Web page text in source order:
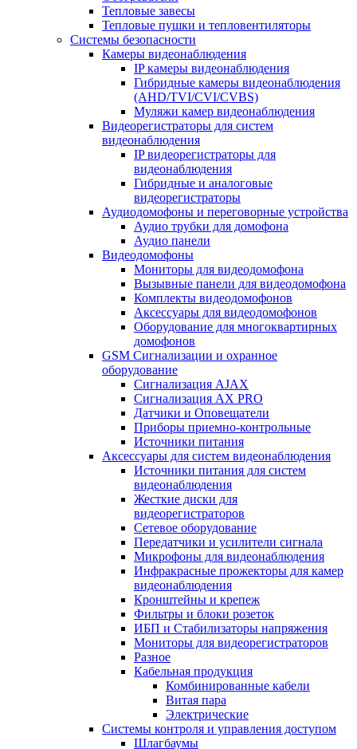
Тепловые завесы
Тепловые пушки и тепловентиляторы
Системы безопасности
Камеры видеонаблюдения
IP камеры видеонаблюдения
Гибридные камеры видеонаблюдения
(AHD/TVI/CVI/CVBS)
Муляжи камер видеонаблюдения
Видеорегистраторы для систем
видеонаблюдения
IP видеорегистраторы для
видеонаблюдения
Гибридные и аналоговые
видеорегистраторы
Аудиодомофоны и переговорные устройства
Аудио трубки для домофона
Аудио панели
Видеодомофоны
Мониторы для видеодомофона
Вызывные панели для видеодомофона
Комплекты видеодомофонов
Аксессуары для видеодомофонов
Оборудование для многоквартирных
домофонов
GSM Сигнализации и охранное
оборудование
Сигнализация AJAX
Сигнализация AX PRO
Датчики и Оповещатели
Приборы приемно-контрольные
Источники питания
Аксессуары для систем видеонаблюдения
Источники питания для систем
видеонаблюдения
Жесткие диски для
видеорегистраторов
Сетевое оборудование
Передатчики и усилители сигнала
Микрофоны для видеонаблюдения
Инфракрасные прожекторы для камер
видеонаблюдения
Кронштейны и крепеж
Фильтры и блоки розеток
ИБП и Стабилизаторы напряжения
Мониторы для видеорегистраторов
Разное
Кабельная продукция
Комбинированные кабели
Витая пара
Электрические
Системы контроля и управления доступом
Шлагбаумы